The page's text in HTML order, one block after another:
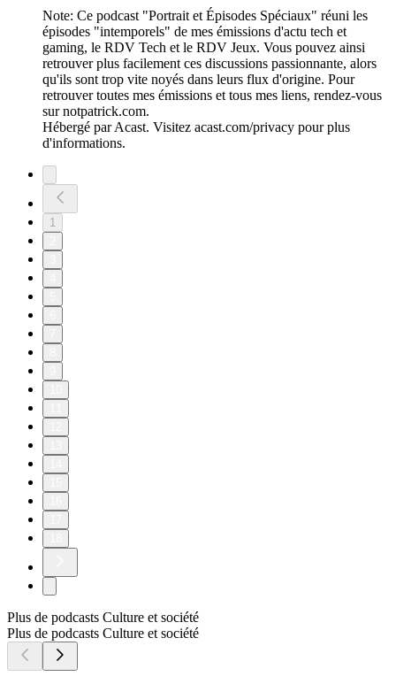
Note: Ce podcast "Portrait et Épisodes Spéciaux" réuni les
épisodes "intemporels" de mes émissions d'actu tech et
gaming, le RDV Tech et le RDV Jeux. Vous pouvez ainsi
retrouver plus facilement ces discussions passionnante, alors
qu'ils sont trop vite noyés dans leurs flux d'origine. Pour
retrouver toutes mes émissions et tous mes liens, rendez-vous
sur notpatrick.com.
Hébergé par Acast. Visitez acast.com/privacy pour plus
d'informations.
1
Plus de podcasts Culture et société
Plus de podcasts Culture et société